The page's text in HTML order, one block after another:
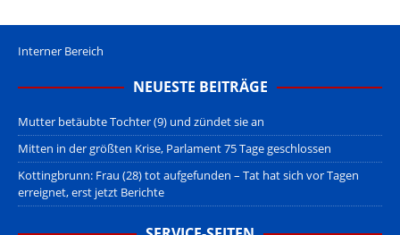
Interner Bereich
NEUESTE BEITRÄGE
Mutter betäubte Tochter (9) und zündet sie an
Mitten in der größten Krise, Parlament 75 Tage geschlossen
Kottingbrunn: Frau (28) tot aufgefunden – Tat hat sich vor Tagen
erreignet, erst jetzt Berichte